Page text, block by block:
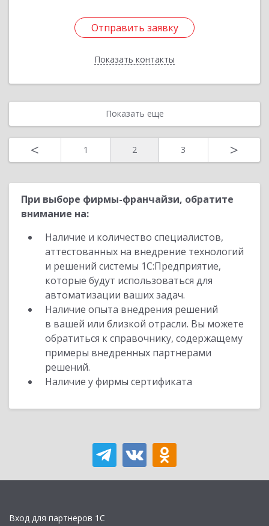
Отправить заявку
Показать контакты
Отправить заявку
Назад
Показать еще
< 1 2 3 >
При выборе фирмы-франчайзи, обратите
внимание на:
Наличие и количество специалистов,
аттестованных на внедрение технологий
и решений системы 1С:Предприятие,
которые будут использоваться для
автоматизации ваших задач.
Наличие опыта внедрения решений
в вашей или близкой отрасли. Вы можете
обратиться к справочнику, содержащему
примеры внедренных партнерами
решений.
Наличие у фирмы сертификата
Вход для партнеров 1С